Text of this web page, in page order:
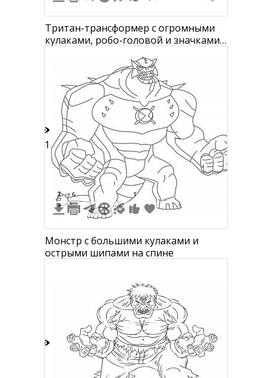
Тритан-трансформер с огромными
кулаками, робо-головой и значками
21
2 6 1
Монстр с большими кулаками и
острыми шипами на спине